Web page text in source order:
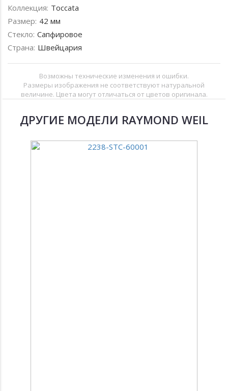
Коллекция: Toccata
Размер: 42 мм
Стекло: Сапфировое
Страна: Швейцария
Возможны технические изменения и ошибки.
Размеры изображения не соответствуют натуральной
величине. Цвета могут отличаться от цветов оригинала.
ДРУГИЕ МОДЕЛИ RAYMOND WEIL